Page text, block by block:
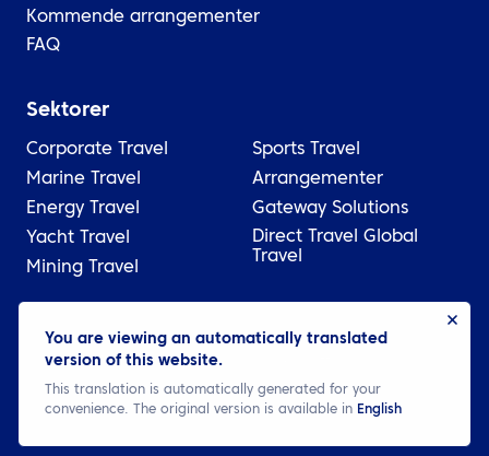
You are viewing an automatically translated
version of this website.
This translation is automatically generated for your
convenience. The original version is available in English
Kommende arrangementer
FAQ
Sektorer
Corporate Travel
Marine Travel
Energy Travel
Yacht Travel
Mining Travel
Sports Travel
Arrangementer
Gateway Solutions
Direct Travel Global
Travel
© 2026 ATPI
Juridisk
Personvernerklæring